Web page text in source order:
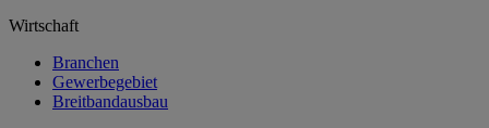
Wirtschaft
Branchen
Gewerbegebiet
Breitbandausbau